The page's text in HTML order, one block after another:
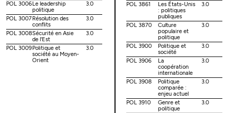
POL 3006 Le leadership
politique
3.0
POL 3007 Résolution des
conflits
3.0
POL 3008Sécurité en Asie
de l'Est
3.0
POL 3009 Politique et
société au Moyen-
Orient
3.0
POL 3861
Les États-Unis
: politiques
publiques
3.0
POL 3870
Culture
populaire et
politique
3.0
POL 3900
Politique et
société
3.0
POL 3906
La
coopération
internationale
3.0
POL 3908
Politique
comparée :
enjeu actuel
3.0
POL 3910
Genre et
politique
3.0